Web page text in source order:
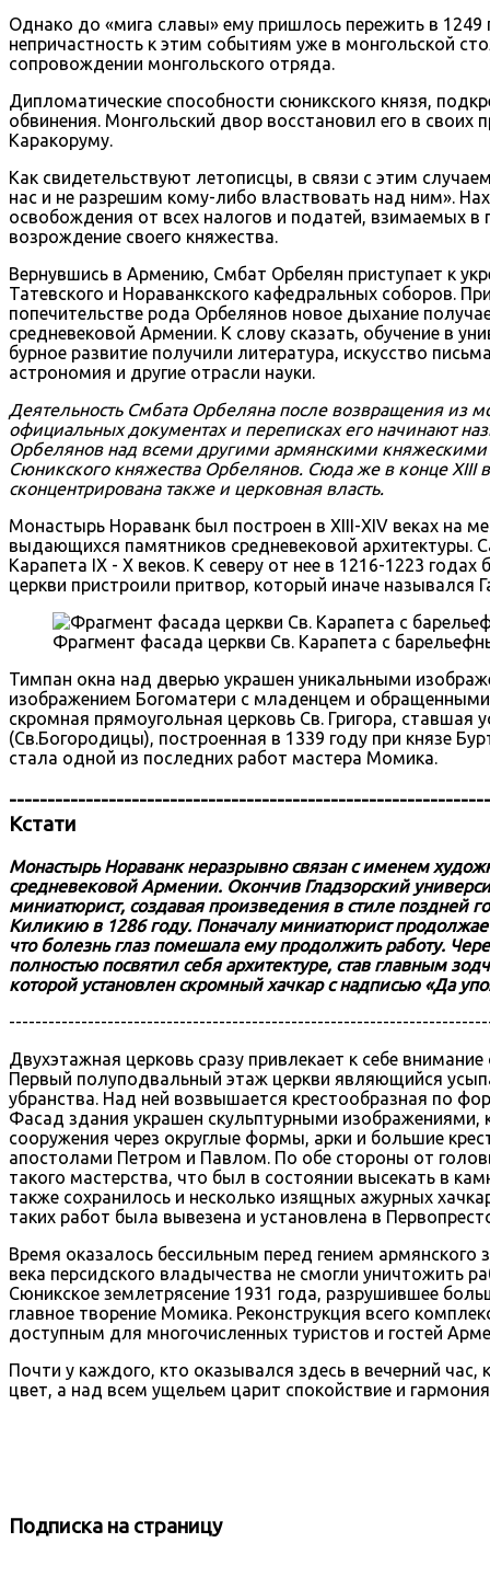
Однако до «мига славы» ему пришлось пережить в 1249
непричастность к этим событиям уже в монгольской
сопровождении монгольского отряда.
Дипломатические способности сюникского князя,
обвинения. Монгольский двор восстановил его в
Каракоруму.
Как свидетельствуют летописцы, в связи с этим
нас и не разрешим кому-либо властвовать над ним».
освобождения от всех налогов и податей, взимаемых
возрождение своего княжества.
Вернувшись в Армению, Смбат Орбелян приступает к
Татевского и Нораванкского кафедральных соборов.
попечительстве рода Орбелянов новое дыхание
средневековой Армении. К слову сказать, обучение в
бурное развитие получили литература, искусство
астрономия и другие отрасли науки.
Деятельность Смбата Орбеляна после возвращения из
официальных документах и переписках его начинают
Орбелянов над всеми другими армянскими
Сюникского княжества Орбелянов. Сюда же в конце XIII
сконцентрирована также и церковная власть.
Монастырь Нораванк был построен в XIII-XIV веках на
выдающихся памятников средневековой
Карапета IХ - Х веков. К северу от нее в 1216-1223
церкви пристроили притвор, который иначе назывался
Фрагмент фасада церкви Св. Карапета с
Тимпан окна над дверью украшен уникальными
изображением Богоматери с младенцем и обращенными
скромная прямоугольная церковь Св. Григора,
(Св.Богородицы), построенная в 1339 году при князе
стала одной из последних работ мастера Момика.
Кстати
Монастырь Нораванк неразрывно связан с именем
средневековой Армении. Окончив Гладзорский
миниатюрист, создавая произведения в стиле
Киликию в 1286 году. Поначалу миниатюрист
что болезнь глаз помешала ему продолжить работу.
полностью посвятил себя архитектуре, став главным
которой установлен скромный хачкар с надписью «Да
Двухэтажная церковь сразу привлекает к себе
Первый полуподвальный этаж церкви являющийся
убранства. Над ней возвышается крестообразная по
Фасад здания украшен скульптурными изображениями,
сооружения через округлые формы, арки и большие
апостолами Петром и Павлом. По обе стороны от
такого мастерства, что был в состоянии высекать в
также сохранилось и несколько изящных ажурных
таких работ была вывезена и установлена в
Время оказалось бессильным перед гением
века персидского владычества не смогли уничтожить
Сюникское землетрясение 1931 года, разрушившее
главное творение Момика. Реконструкция всего
доступным для многочисленных туристов и гостей
Почти у каждого, кто оказывался здесь в вечерний
цвет, а над всем ущельем царит спокойствие и
Подписка на страницу